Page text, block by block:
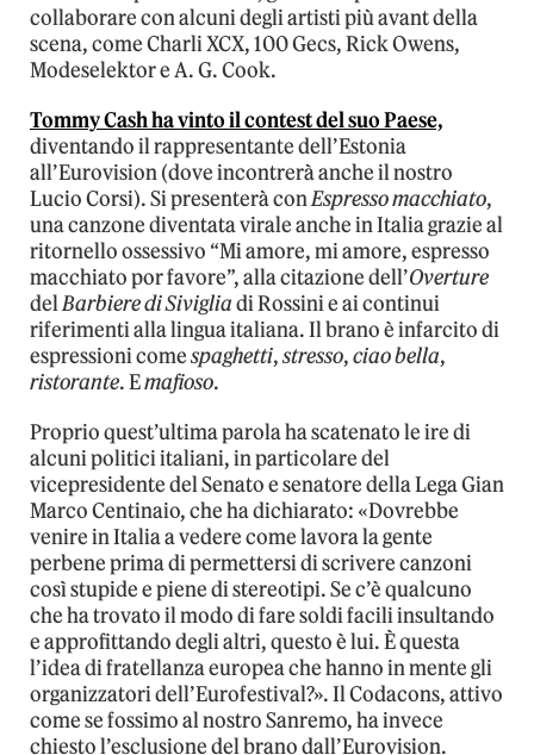
collaborare con alcuni degli artisti più avant della
scena, come Charli XCX, 100 Gecs, Rick Owens,
Modeselektor e A. G. Cook.
Tommy Cash ha vinto il contest del suo Paese,
diventando il rappresentante dell’Estonia
all’Eurovision (dove incontrerà anche il nostro
Lucio Corsi). Si presenterà conEspresso macchiato,
una canzone diventata virale anche in Italia grazie al
ritornello ossessivo “Mi amore, mi amore, espresso
macchiato por favore”, alla citazione dell’Overture
delBarbiere di Sivigliadi Rossini e ai continui
riferimenti alla lingua italiana. Il brano è infarcito di
espressioni comespaghetti,stresso,ciao bella,
ristorante. Emafioso.
Proprio quest’ultima parola ha scatenato le ire di
alcuni politici italiani, in particolare del
vicepresidente del Senato e senatore della Lega Gian
Marco Centinaio, che ha dichiarato: «Dovrebbe
venire in Italia a vedere come lavora la gente
perbene prima di permettersi di scrivere canzoni
così stupide e piene di stereotipi. Se c’è qualcuno
che ha trovato il modo di fare soldi facili insultando
e approfittando degli altri, questo è lui. È questa
l’idea di fratellanza europea che hanno in mente gli
organizzatori dell’Eurofestival?». Il Codacons, attivo
come se fossimo al nostro Sanremo, ha invece
chiesto l’esclusione del brano dall’Eurovision.